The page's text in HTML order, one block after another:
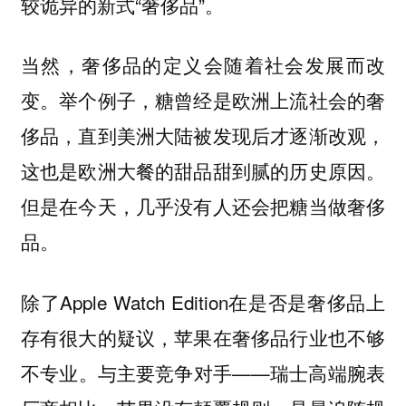
当然，奢侈品的定义会随着社会发展而改
变。举个例子，糖曾经是欧洲上流社会的奢
侈品，直到美洲大陆被发现后才逐渐改观，
这也是欧洲大餐的甜品甜到腻的历史原因。
但是在今天，几乎没有人还会把糖当做奢侈
品。
除了Apple Watch Edition在是否是奢侈品上
存有很大的疑议，苹果在奢侈品行业也不够
不专业。与主要竞争对手——瑞士高端腕表